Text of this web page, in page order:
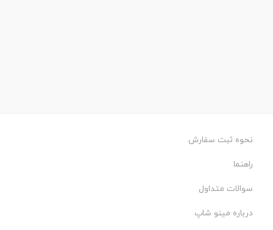
نحوه ثبت سفارش
راهنما
سوالات متداول
درباره مینو شاپ